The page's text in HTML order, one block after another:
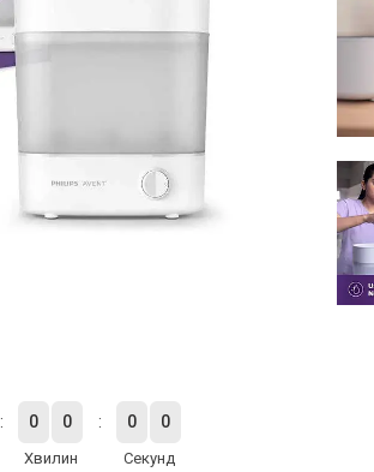
0 0
Хвилин
0 0
Секунд